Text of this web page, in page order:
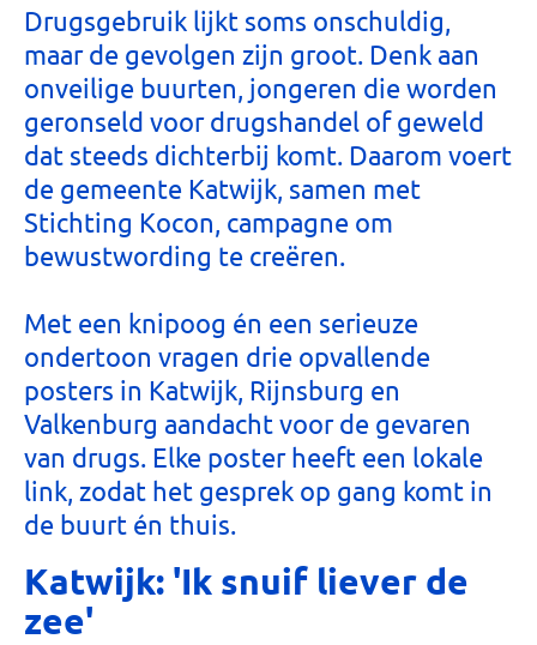
Drugsgebruik lijkt soms onschuldig,
maar de gevolgen zijn groot. Denk aan
onveilige buurten, jongeren die worden
geronseld voor drugshandel of geweld
dat steeds dichterbij komt. Daarom voert
de gemeente Katwijk, samen met
Stichting Kocon, campagne om
bewustwording te creëren.
Met een knipoog én een serieuze
ondertoon vragen drie opvallende
posters in Katwijk, Rijnsburg en
Valkenburg aandacht voor de gevaren
van drugs. Elke poster heeft een lokale
link, zodat het gesprek op gang komt in
de buurt én thuis.
Katwijk: 'Ik snuif liever de
zee'